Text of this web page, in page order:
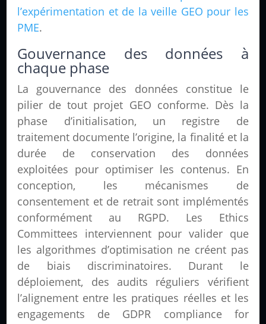
l’expérimentation et de la veille GEO pour les
PME.
Gouvernance des données à
chaque phase
La gouvernance des données constitue le
pilier de tout projet GEO conforme. Dès la
phase d’initialisation, un registre de
traitement documente l’origine, la finalité et la
durée de conservation des données
exploitées pour optimiser les contenus. En
conception, les mécanismes de
consentement et de retrait sont implémentés
conformément au RGPD. Les Ethics
Committees interviennent pour valider que
les algorithmes d’optimisation ne créent pas
de biais discriminatoires. Durant le
déploiement, des audits réguliers vérifient
l’alignement entre les pratiques réelles et les
engagements de GDPR compliance for